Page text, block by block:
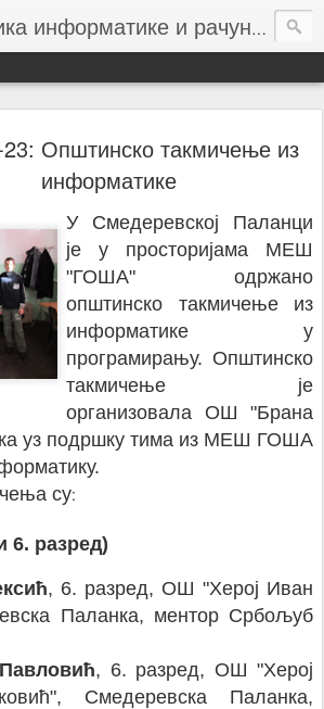
Блог наставника информатике и рачунарства ОШ ХРШ
Општинско такмичење из
информатике
У Смедеревској Паланци
је у просторијама МЕШ
"ГОША" одржано
општинско такмичење из
информатике у
програмирању. Општинско
такмичење је
организовала ОШ "Брана
уз подршку тима из МЕШ ГОША
су:
6. разред)
, 6. разред, ОШ "Херој Иван
Паланка, ментор Србољуб
, 6. разред, ОШ "Херој
Смедеревска Паланка,